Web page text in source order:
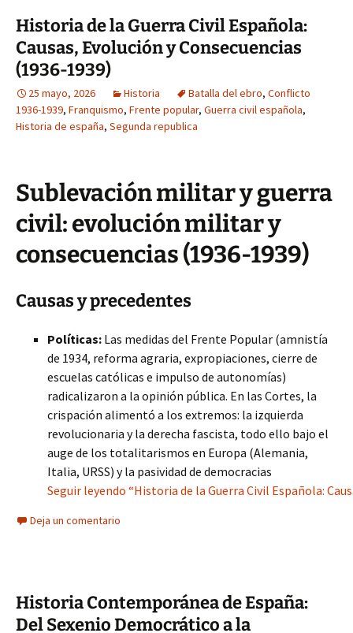
Historia de la Guerra Civil Española:
Causas, Evolución y Consecuencias
(1936-1939)
25 mayo, 2026 Historia Batalla del ebro, Conflicto
1936-1939, Franquismo, Frente popular, Guerra civil española,
Historia de españa, Segunda republica
Sublevación militar y guerra
civil: evolución militar y
consecuencias (1936-1939)
Causas y precedentes
Políticas: Las medidas del Frente Popular (amnistía
de 1934, reforma agraria, expropiaciones, cierre de
escuelas católicas e impulso de autonomías)
radicalizaron a la opinión pública. En las Cortes, la
crispación alimentó a los extremos: la izquierda
revolucionaria y la derecha fascista, todo ello bajo el
auge de los totalitarismos en Europa (Alemania,
Italia, URSS) y la pasividad de democracias
Seguir leyendo “Historia de la Guerra Civil Española:
Deja un comentario
Historia Contemporánea de España:
Del Sexenio Democrático a la